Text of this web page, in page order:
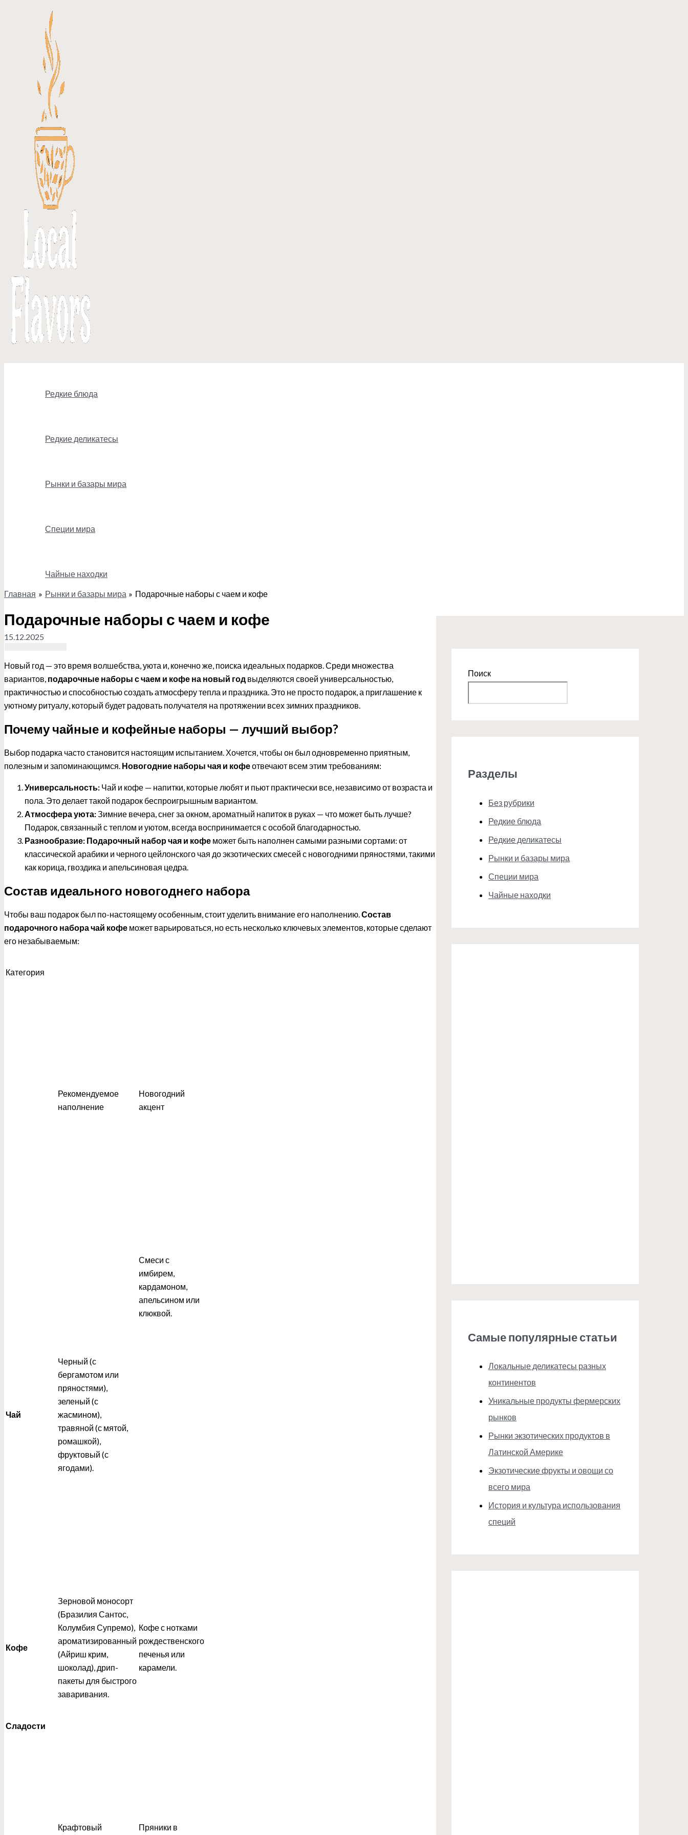
содержимому
Редкие блюда
Редкие деликатесы
Рынки и базары мира
Специи мира
Чайные находки
Главная Рынки и базары мира Подарочные наборы с чаем и кофе
Подарочные наборы с чаем и кофе
15.12.2025
Новый год — это время волшебства, уюта и, конечно же, поиска идеальных подарков. Среди множества
вариантов, подарочные наборы с чаем и кофе на новый год выделяются своей универсальностью,
практичностью и способностью создать атмосферу тепла и праздника. Это не просто подарок, а приглашение к
уютному ритуалу, который будет радовать получателя на протяжении всех зимних праздников.
Почему чайные и кофейные наборы — лучший выбор?
Выбор подарка часто становится настоящим испытанием. Хочется, чтобы он был одновременно приятным,
полезным и запоминающимся. Новогодние наборы чая и кофеотвечают всем этим требованиям:
Универсальность: Чай и кофе — напитки, которые любят и пьют практически все, независимо от возраста и
пола. Это делает такой подарок беспроигрышным вариантом.
Атмосфера уюта: Зимние вечера, снег за окном, ароматный напиток в руках — что может быть лучше?
Подарок, связанный с теплом и уютом, всегда воспринимается с особой благодарностью.
Разнообразие: Подарочный набор чая и кофе может быть наполнен самыми разными сортами: от
классической арабики и черного цейлонского чая до экзотических смесей с новогодними пряностями, такими
как корица, гвоздика и апельсиновая цедра.
Состав идеального новогоднего набора
Чтобы ваш подарок был по-настоящему особенным, стоит уделить внимание его наполнению. Состав
подарочного набора чай кофе может варьироваться, но есть несколько ключевых элементов, которые сделают
его незабываемым:
Категория
Рекомендуемое
наполнение
Новогодний
акцент
Чай
Черный (с
бергамотом или
пряностями),
зеленый (с
жасмином),
травяной (с мятой,
ромашкой),
фруктовый (с
ягодами).
Смеси с
имбирем,
кардамоном,
апельсином или
клюквой.
Кофе
Зерновой моносорт
(Бразилия Сантос,
Колумбия Супремо),
ароматизированный
(Айриш крим,
шоколад), дрип-
пакеты для быстрого
заваривания.
Кофе с нотками
рождественского
печенья или
карамели.
Сладости
Крафтовый Пряники в
Поиск
Разделы
Без рубрики
Редкие блюда
Редкие деликатесы
Рынки и базары мира
Специи мира
Чайные находки
Самые популярные статьи
Локальные деликатесы разных
континентов
Уникальные продукты фермерских
рынков
Рынки экзотических продуктов в
Латинской Америке
Экзотические фрукты и овощи со
всего мира
История и культура использования
специй